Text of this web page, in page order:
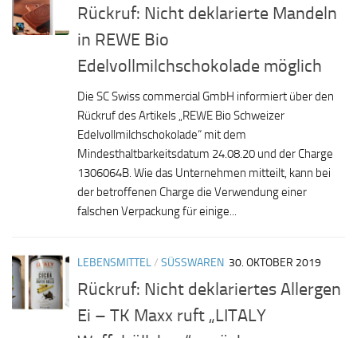
Rückruf: Nicht deklarierte Mandeln
in REWE Bio
Edelvollmilchschokolade möglich
Die SC Swiss commercial GmbH informiert über den
Rückruf des Artikels „REWE Bio Schweizer
Edelvollmilchschokolade“ mit dem
Mindesthaltbarkeitsdatum 24.08.20 und der Charge
1306064B. Wie das Unternehmen mitteilt, kann bei
der betroffenen Charge die Verwendung einer
falschen Verpackung für einige...
LEBENSMITTEL/ SÜSSWAREN 30. OKTOBER 2019
Rückruf: Nicht deklariertes Allergen
Ei – TK Maxx ruft „LITALY